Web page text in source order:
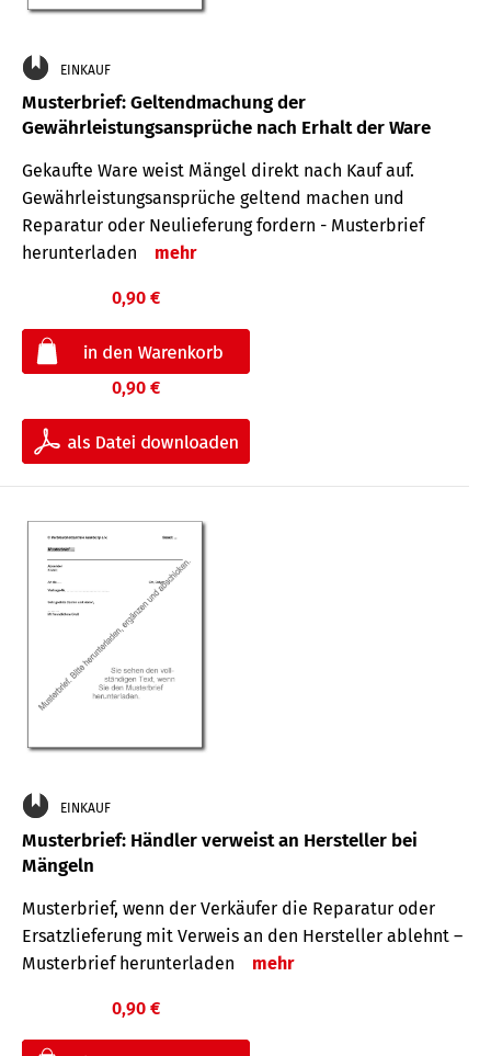
EINKAUF
Musterbrief: Geltendmachung der
Gewährleistungsansprüche nach Erhalt der Ware
Gekaufte Ware weist Mängel direkt nach Kauf auf.
Gewährleistungsansprüche geltend machen und
Reparatur oder Neulieferung fordern - Musterbrief
herunterladen
mehr
0,90 €
0,90 €
EINKAUF
Musterbrief: Händler verweist an Hersteller bei
Mängeln
Musterbrief, wenn der Verkäufer die Reparatur oder
Ersatzlieferung mit Verweis an den Hersteller ablehnt –
Musterbrief herunterladen
mehr
0,90 €